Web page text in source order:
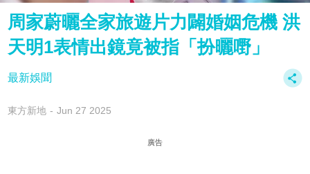
周家蔚曬全家旅遊片力闢婚姻危機 洪
天明1表情出鏡竟被指「扮曬嘢」
最新娛聞
東方新地 Jun 27 2025
廣告